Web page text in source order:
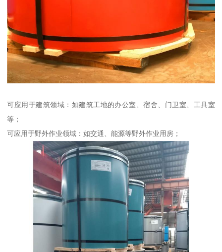
可应用于建筑领域：如建筑工地的办公室、宿舍、门卫室、工具室
等；
可应用于野外作业领域：如交通、能源等野外作业用房；